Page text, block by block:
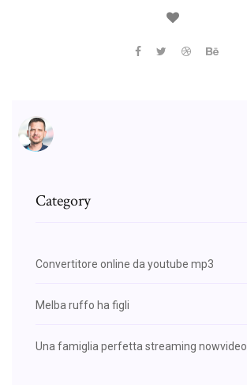
Category
Convertitore online da youtube mp3
Melba ruffo ha figli
Una famiglia perfetta streaming nowvideo